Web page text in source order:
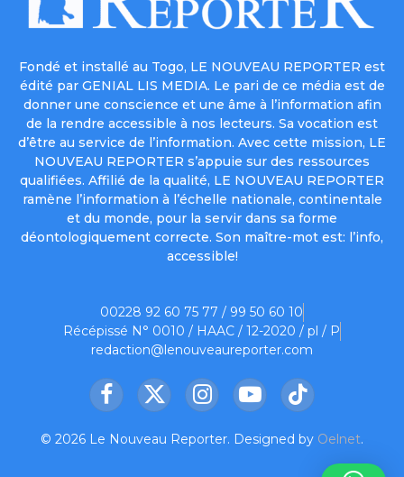
Fondé et installé au Togo, LE NOUVEAU REPORTER est
édité par GENIAL LIS MEDIA. Le pari de ce média est de
donner une conscience et une âme à l’information afin
de la rendre accessible à nos lecteurs. Sa vocation est
d’être au service de l’information. Avec cette mission, LE
NOUVEAU REPORTER s’appuie sur des ressources
qualifiées. Affilié de la qualité, LE NOUVEAU REPORTER
ramène l’information à l’échelle nationale, continentale
et du monde, pour la servir dans sa forme
déontologiquement correcte. Son maître-mot est: l’info,
accessible!
00228 92 60 75 77 / 99 50 60 10
Récépissé N° 0010 / HAAC / 12-2020 / pl / P
redaction@lenouveaureporter.com
Facebook
X
InstagramYouTubeTikTok
© 2026 Le Nouveau Reporter. Designed by Oelnet.